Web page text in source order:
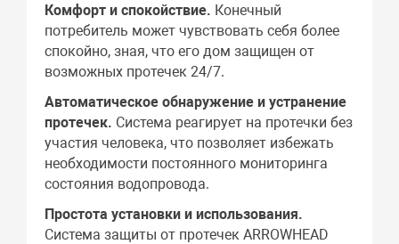
Комфорт и спокойствие. Конечный
потребитель может чувствовать себя более
спокойно, зная, что его дом защищен от
возможных протечек 24/7.
Автоматическое обнаружение и устранение
протечек. Система реагирует на протечки без
участия человека, что позволяет избежать
необходимости постоянного мониторинга
состояния водопровода.
Простота установки и использования.
Система защиты от протечек ARROWHEAD